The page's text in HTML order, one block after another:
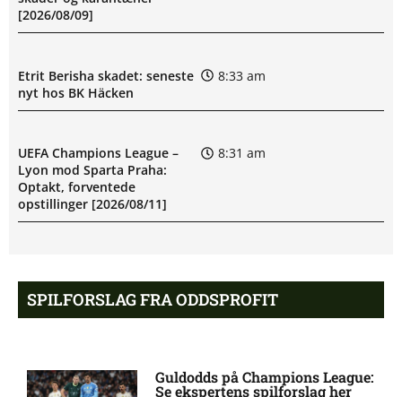
[2026/08/09]
Etrit Berisha skadet: seneste
nyt hos BK Häcken
8:33 am
UEFA Champions League –
Lyon mod Sparta Praha:
Optakt, forventede
opstillinger [2026/08/11]
8:31 am
Engdahl: skadesstatus
SPILFORSLAG FRA ODDSPROFIT
Guldodds på Champions League:
Se ekspertens spilforslag her